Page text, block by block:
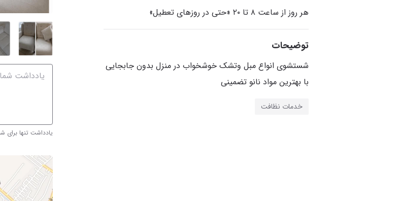
هر روز از ساعت ۸ تا ۲۰ «حتی در روزهای تعطیل»
توضیحات
شستشوی انواع مبل وتشک خوشخواب در منزل بدون جابجایی
با بهترین مواد نانو تضمینی
خدمات نظافت
یادداشت تنها